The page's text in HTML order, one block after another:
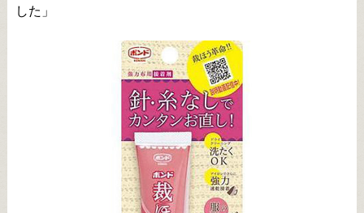
した」